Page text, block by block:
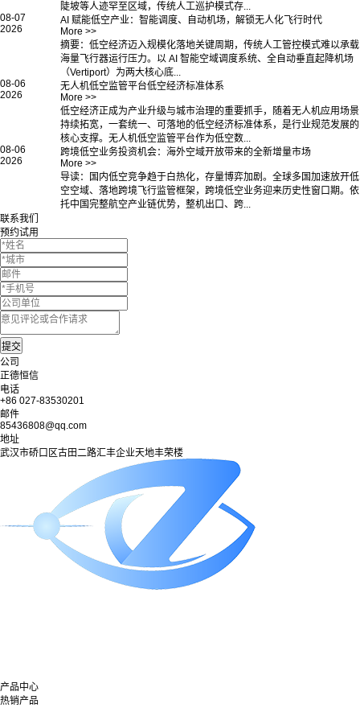
陡坡等人迹罕至区域，传统人工巡护模式存...
08-07
2026
AI 赋能低空产业：智能调度、自动机场，解锁无人化飞行时代
More >>
摘要：低空经济迈入规模化落地关键周期，传统人工管控模式难以承载
海量飞行器运行压力。以 AI 智能空域调度系统、全自动垂直起降机场
（Vertiport）为两大核心底...
08-06
2026
无人机低空监管平台低空经济标准体系
More >>
低空经济正成为产业升级与城市治理的重要抓手，随着无人机应用场景
持续拓宽，一套统一、可落地的低空经济标准体系，是行业规范发展的
核心支撑。无人机低空监管平台作为低空数...
08-06
2026
跨境低空业务投资机会：海外空域开放带来的全新增量市场
More >>
导读：国内低空竞争趋于白热化，存量博弈加剧。全球多国加速放开低
空空域、落地跨境飞行监管框架，跨境低空业务迎来历史性窗口期。依
托中国完整航空产业链优势，整机出口、跨...
联系我们
预约试用
公司
正德恒信
电话
+86 027-83530201
邮件
85436808@qq.com
地址
武汉市硚口区古田二路汇丰企业天地丰荣楼
产品中心
热销产品